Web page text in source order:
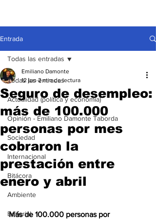
Entrada
Todas las entradas
Actualidad (política y economía)
Opinión - Emiliano Damonte Taborda
Sociedad
Internacional
Bitácora
Ambiente
Editorial
Todas las entradas
Seguro de desempleo:
más de 100.000
personas por mes
cobraron la
prestación entre
enero y abril
Emiliano Damonte
12 jun 2 min de lectura
Más de 100.000 personas por